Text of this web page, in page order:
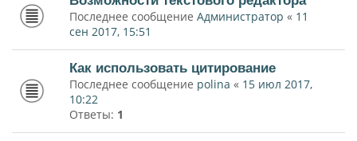
Последнее сообщение Администратор « 11
сен 2017, 15:51
Как использовать цитирование
Последнее сообщение polina « 15 июл 2017,
10:22
Ответы: 1